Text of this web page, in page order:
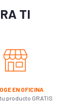
TI
EN OFICINA
producto GRATIS